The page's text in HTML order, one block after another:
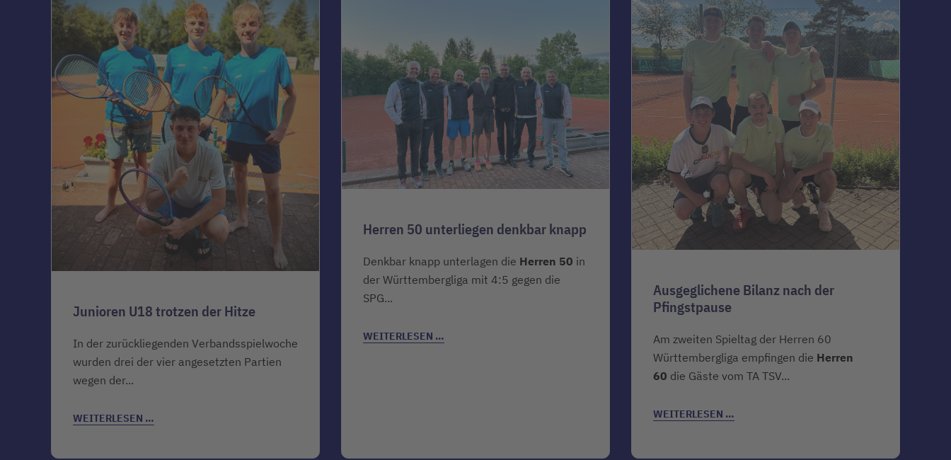
Junioren U18 trotzen der Hitze
In der zurückliegenden Verbandsspielwoche
wurden drei der vier angesetzten Partien
wegen der...
WEITERLESEN …
Herren 50 unterliegen denkbar knapp
Denkbar knapp unterlagen die Herren 50 in
der Württembergliga mit 4:5 gegen die
SPG...
WEITERLESEN …
Ausgeglichene Bilanz nach der
Pfingstpause
Am zweiten Spieltag der Herren 60
Württembergliga empfingen die Herren
60 die Gäste vom TA TSV...
WEITERLESEN …